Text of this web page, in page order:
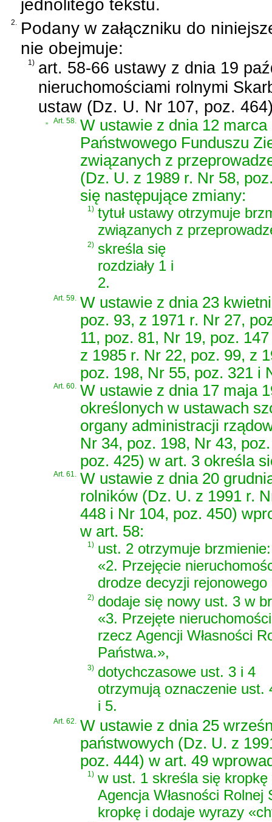
jednolitego tekstu.
2.
Podany w załączniku do
nie obejmuje:
1) art. 58-66 ustawy z dnia 19
nieruchomościami rolnymi
ustaw (Dz. U. Nr 107, poz.
Art. 58.
W ustawie z dnia 12
Państwowego Funduszu
związanych z
(Dz. U. z 1989 r. Nr 58,
się następujące zmiany:
1) tytuł ustawy otrzymuje
związanych z
2) skreśla się
rozdziały 1 i
2.
Art. 59. W ustawie z dnia 23
poz. 93, z 1971 r. Nr 27,
11, poz. 81, Nr 19, poz.
z 1985 r. Nr 22, poz. 99, z
poz. 198, Nr 55, poz. 321 i
Art. 60. W ustawie z dnia 17 maja
określonych w ustawach
organy administracji
Nr 34, poz. 198, Nr 43,
poz. 425) w art. 3 określa
Art. 61. W ustawie z dnia 20
rolników (Dz. U. z 1991 r.
448 i Nr 104, poz. 450)
w art. 58:
1) ust. 2 otrzymuje brzmienie:
«2. Przejęcie
drodze decyzji
2) dodaje się nowy ust. 3 w
«3. Przejęte
rzecz Agencji Własności
Państwa.»,
3) dotychczasowe ust. 3 i 4
otrzymują oznaczenie ust.
i 5.
Art. 62.
W ustawie z dnia 25
państwowych (Dz. U. z
poz. 444) w art. 49
1) w ust. 1 skreśla się
Agencja Własności
kropkę i dodaje wyrazy